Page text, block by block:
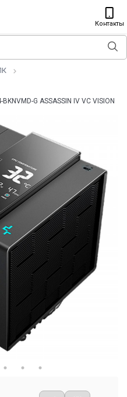
Контакты
G ASSASSIN IV VC VISION